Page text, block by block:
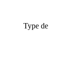
Type de